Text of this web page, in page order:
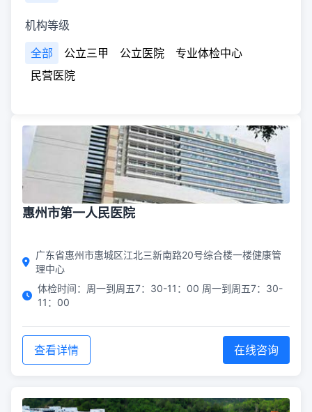
机构等级
全部
公立三甲 公立医院
专业体检中心
民营医院
惠州市第一人民医院
广东省惠州市惠城区江北三新南路20号综合楼一楼健康管
理中心
体检时间：周一到周五7：30-11：00 周一到周五7：30-
11：00
查看详情 在线咨询